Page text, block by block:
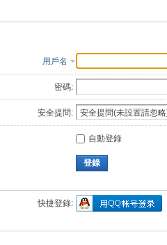
用戶名
密碼:
安全提問:
自動登錄
登錄
快捷登錄: